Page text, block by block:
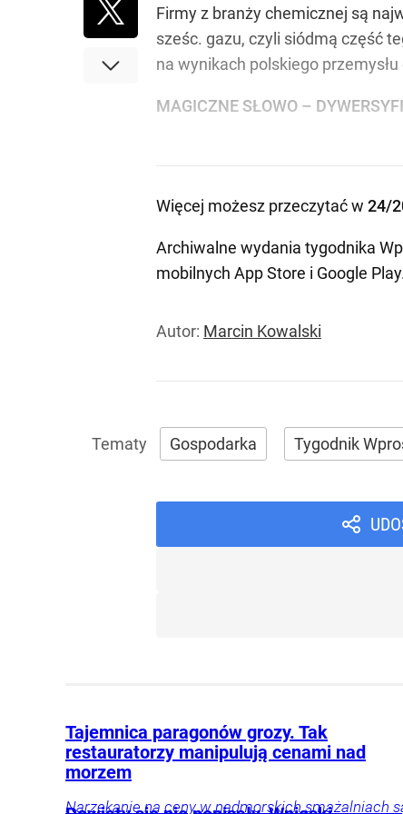
Firmy z branży chemicznej są
sześc. gazu, czyli siódmą część
na wynikach polskiego
MAGICZNE SŁOWO –
Więcej możesz przeczytać w 24/
Archiwalne wydania tygodnika
mobilnych App Store i Google Play
Autor: Marcin Kowalski
Gospodarka Tygodnik
Tajemnica paragonów grozy. Tak
restauratorzy manipulują cenami nad
morzem
Narzekanie na ceny w nadmorskich smażalniach